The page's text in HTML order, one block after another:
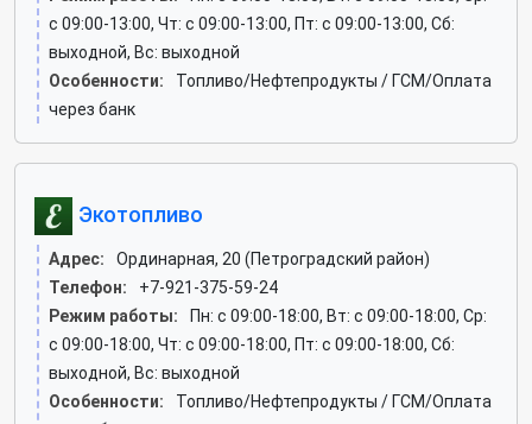
c 09:00-13:00, Чт: c 09:00-13:00, Пт: c 09:00-13:00, Сб:
выходной, Вс: выходной
Особенности:
Топливо/Нефтепродукты / ГСМ/Оплата
через банк
Экотопливо
Адрес:
Ординарная, 20 (Петроградский район)
Телефон:
+7-921-375-59-24
Режим работы:
Пн: c 09:00-18:00, Вт: c 09:00-18:00, Ср:
c 09:00-18:00, Чт: c 09:00-18:00, Пт: c 09:00-18:00, Сб:
выходной, Вс: выходной
Особенности:
Топливо/Нефтепродукты / ГСМ/Оплата